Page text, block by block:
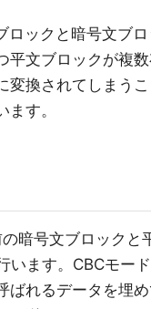
ロックと暗号文ブ
平文ブロックが複
変換されてしまう
す。
暗号文ブロック
います。CBCモー
れるデータを埋め